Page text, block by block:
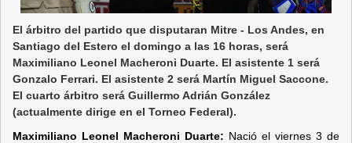
El árbitro del partido que disputaran Mitre - Los Andes, en
Santiago del Estero el domingo a las 16 horas, será
Maximiliano Leonel Macheroni Duarte. El asistente 1 será
Gonzalo Ferrari. El asistente 2 será Martín Miguel Saccone.
El cuarto árbitro será Guillermo Adrián González
(actualmente dirige en el Torneo Federal).
Maximiliano Leonel Macheroni Duarte: Nació el viernes 3 de